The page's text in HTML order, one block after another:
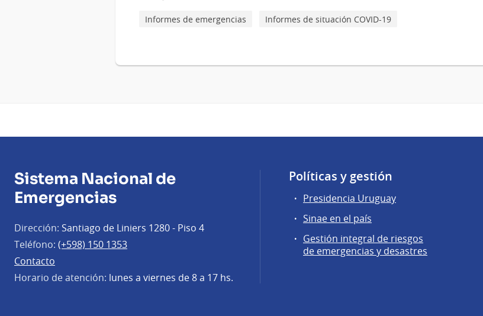
Informes de emergencias Informes de situación COVID-19
Sistema Nacional de
Emergencias
Dirección: Santiago de Liniers 1280 - Piso 4
Teléfono: (+598) 150 1353
Contacto
Horario de atención: lunes a viernes de 8 a 17 hs.
Políticas y gestión
Presidencia Uruguay
Sinae en el país
Gestión integral de riesgos
de emergencias y desastres